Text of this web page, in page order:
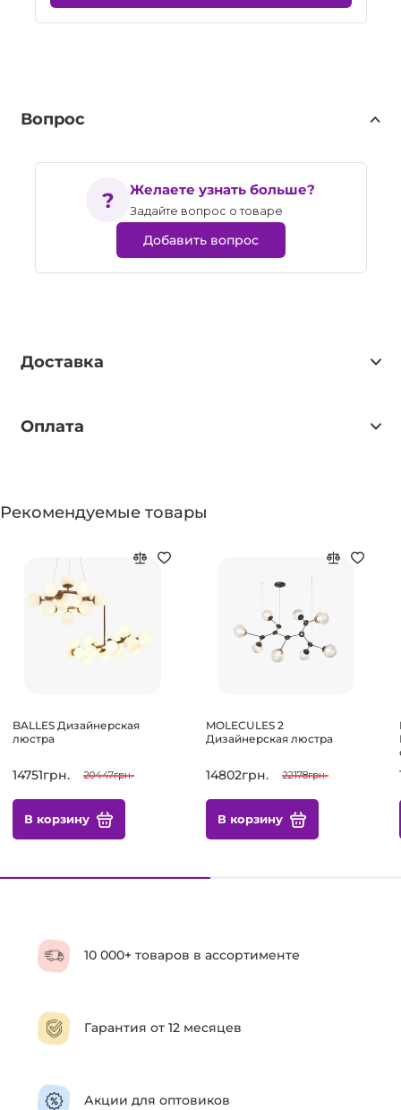
Вопрос
Желаете узнать больше?
Задайте вопрос о товаре
Добавить вопрос
Доставка
Оплата
Рекомендуемые товары
BALLES Дизайнерская
люстра
14751грн. 20447грн.
В корзину
MOLECULES 2
Дизайнерская люстра
14802грн. 22178грн.
В корзину
10 000+ товаров в ассортименте
Гарантия от 12 месяцев
Акции для оптовиков